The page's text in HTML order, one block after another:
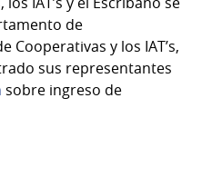
de
Cooperativas y los IAT’s,
sus representantes
sobre ingreso de